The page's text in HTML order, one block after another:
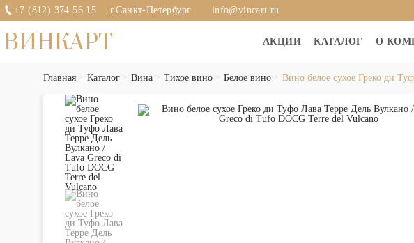
+7 (812) 374 56 15 г.Санкт-Петербург info@vincart.ru
ВИНКАРТ АКЦИИ КАТАЛОГ О
Главная Каталог Вина Тихое вино Белое вино Вино белое сухое Греко ди